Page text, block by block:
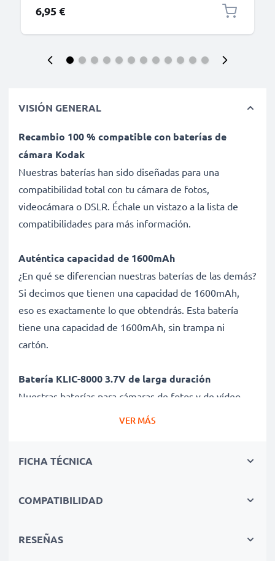
6,95 €
VISIÓN GENERAL
Recambio 100 % compatible con baterías de
cámara Kodak
Nuestras baterías han sido diseñadas para una
compatibilidad total con tu cámara de fotos,
videocámara o DSLR. Échale un vistazo a la lista de
compatibilidades para más información.
Auténtica capacidad de 1600mAh
¿En qué se diferencian nuestras baterías de las demás?
Si decimos que tienen una capacidad de 1600mAh,
eso es exactamente lo que obtendrás. Esta batería
tiene una capacidad de 1600mAh, sin trampa ni
cartón.
Batería KLIC-8000 3.7V de larga duración
Nuestras baterías para cámaras de fotos y de vídeo
ofrecen un alto rendimiento y potencia durante un
batería original.
Calidad superior y altos estándares de seguridad
2004, todas nuestras baterías son sometidas a
VER MÁS
FICHA TÉCNICA
COMPATIBILIDAD
RESEÑAS